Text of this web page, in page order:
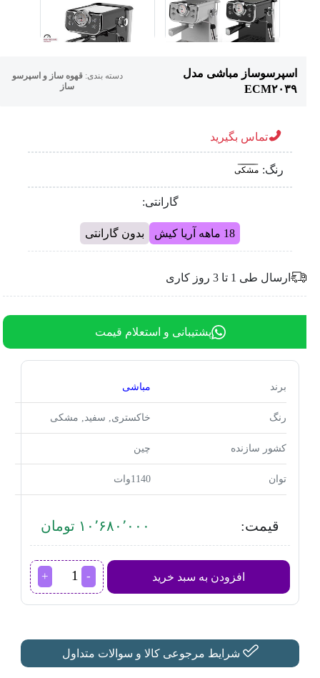
اسپرسوساز مباشی مدل
ECM۲۰۳۹
دسته بندی:قهوه ساز و اسپرسو
ساز
تماس بگیرید
رنگ: مشکی
گارانتی:
بدون گارانتی
ارسال طی 1 تا 3 روز کاری
پشتیبانی و استعلام قیمت
برند مباشی
رنگ خاکستری, سفید, مشکی
کشور سازنده چین
توان 1140وات
قیمت: ۱۰٬۶۸۰٬۰۰۰ تومان
افزودن به سبد خرید
اسپرسوساز
مباشی
شرایط مرجوعی کالا و سوالات متداول